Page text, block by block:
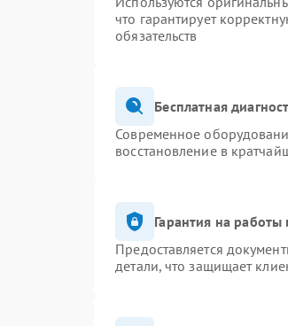
что гарантирует
обязательств
Бесплатная
Современное
восстановление в
Гарантия на работы
Предоставляется
детали, что защищает